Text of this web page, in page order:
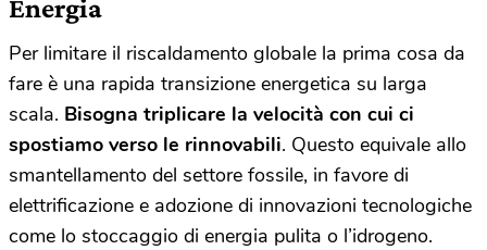
Energia
Per limitare il riscaldamento globale la prima cosa da
fare è una rapida transizione energetica su larga
scala. Bisogna triplicare la velocità con cui ci
spostiamo verso le rinnovabili. Questo equivale allo
smantellamento del settore fossile, in favore di
elettrificazione e adozione di innovazioni tecnologiche
come lo stoccaggio di energia pulita o l’idrogeno.